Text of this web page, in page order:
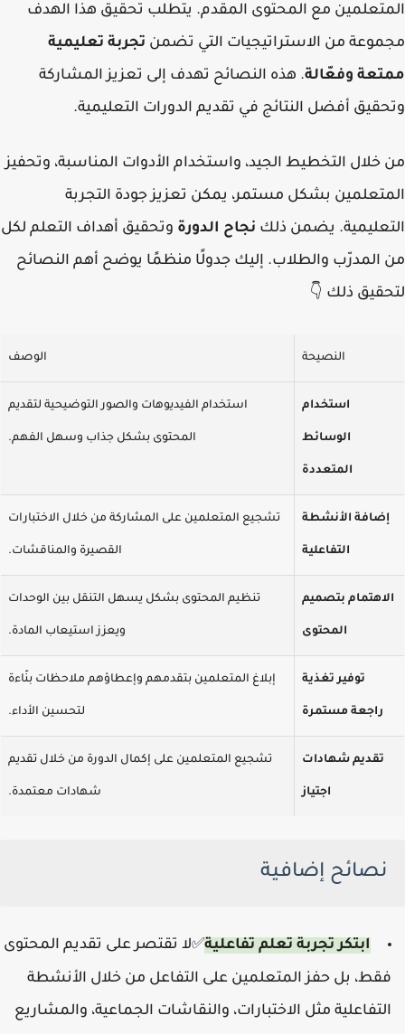
المتعلمين مع المحتوى المقدم. يتطلب تحقيق هذا الهدف
مجموعة من الاستراتيجيات التي تضمن تجربة تعليمية
ممتعة وفعّالة. هذه النصائح تهدف إلى تعزيز المشاركة
وتحقيق أفضل النتائج في تقديم الدورات التعليمية.
من خلال التخطيط الجيد، واستخدام الأدوات المناسبة، وتحفيز
المتعلمين بشكل مستمر، يمكن تعزيز جودة التجربة
التعليمية. يضمن ذلك نجاح الدورة وتحقيق أهداف التعلم لكل
من المدرّب والطلاب. إليك جدولًا منظمًا يوضح أهم النصائح
لتحقيق ذلك 👇
النصيحة الوصف
استخدام
الوسائط
المتعددة
استخدام الفيديوهات والصور التوضيحية لتقديم
المحتوى بشكل جذاب وسهل الفهم.
إضافة الأنشطة
التفاعلية
تشجيع المتعلمين على المشاركة من خلال الاختبارات
القصيرة والمناقشات.
الاهتمام بتصميم
المحتوى
تنظيم المحتوى بشكل يسهل التنقل بين الوحدات
ويعزز استيعاب المادة.
توفير تغذية
راجعة مستمرة
إبلاغ المتعلمين بتقدمهم وإعطاؤهم ملاحظات بنّاءة
لتحسين الأداء.
تقديم شهادات
اجتياز
تشجيع المتعلمين على إكمال الدورة من خلال تقديم
شهادات معتمدة.
نصائح إضافية
ابتكر تجربة تعلم تفاعلية✅لا تقتصر على تقديم المحتوى
فقط، بل حفز المتعلمين على التفاعل من خلال الأنشطة
التفاعلية مثل الاختبارات، والنقاشات الجماعية، والمشاريع